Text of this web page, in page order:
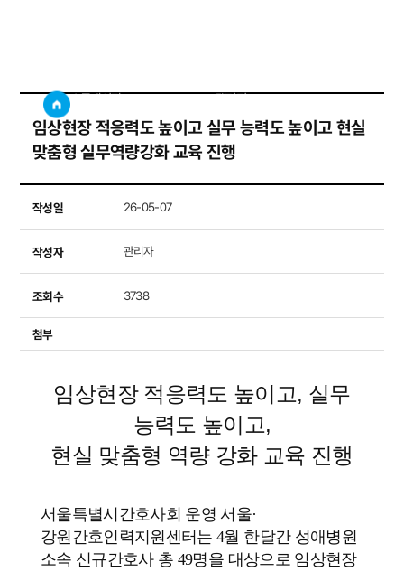
소통게시판 갤러리
임상현장 적응력도 높이고 실무 능력도 높이고 현실
맞춤형 실무역량강화 교육 진행
작성일 26-05-07
작성자 관리자
조회수 3738
첨부
임상현장 적응력도 높이고, 실무
능력도 높이고,
현실 맞춤형 역량 강화 교육 진행
서울특별시간호사회 운영 서울·
강원간호인력지원센터는 4월 한달간 성애병원
소속 신규간호사 총 49명을 대상으로 임상현장